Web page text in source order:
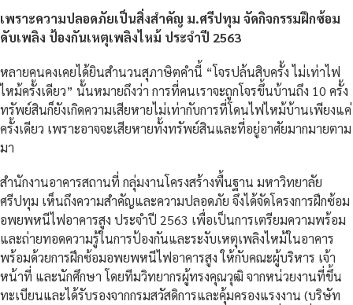
เพราะความปลอดภัยเป็นสิ่งสำคัญ ม.ศรีปทุม จัดกิจกรรมฝึกซ้อม
ดับเพลิง ป้องกันเหตุเพลิงไหม้ ประจำปี 2563
หลายคนคงเคยได้ยินสํานวนสุภาษิตคำนี้ “โจรปล้นสิบครั้ง ไม่เท่าไฟ
ไหม้ครั้งเดียว” นั้นหมายถึงว่า การที่คนเราจะถูกโจรขึ้นบ้านถึง 10 ครั้ง
ทรัพย์สินก็ยังเกิดความเสียหายไม่เท่ากับการที่โดนไฟไหม้บ้านเพียงแค่
ครั้งเดียว เพราะอาจจะเสียหายทั้งทรัพย์สินและที่อยู่อาศัยมากมายตาม
มา
สำนักงานอาคารสถานที่ กลุ่มงานโครงสร้างพื้นฐาน มหาวิทยาลัย
ศรีปทุม เห็นถึงความสำคัญและความปลอดภัย จึงได้จัดโครงการฝึกซ้อม
อพยพหนีไฟอาคารสูง ประจำปี 2563 เพื่อเป็นการเตรียมความพร้อม
และถ่ายทอดความรู้ในการป้องกันและระงับเหตุเพลิงไหม้ในอาคาร
พร้อมด้วยการฝึกซ้อมอพยพหนีไฟอาคารสูง ให้กับคณะผู้บริหาร เจ้า
หน้าที่ และนักศึกษา โดยทีมวิทยากรผู้ทรงคุณวุฒิ จากหน่วยงานที่ขึ้น
ทะเบียนและได้รับรองจากกรมสวัสดิการและคุ้มครองแรงงาน (บริษัท